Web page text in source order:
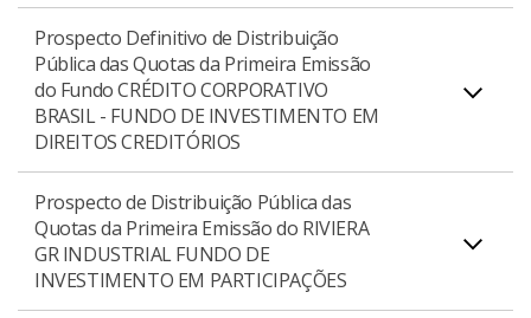
Concessionária de Rodovias do Interior Paulista
S.A. - Intervias, totalizando R$ 250.000.000,00.
Prospecto Preliminar de Distribuição Pública da
Primeira Emissão de Debêntures Simples da
Vianorte S.A., totalizando R$ 200.000.000,00.
Download do Prospecto Preliminar
Prospecto Definitivo de Distribuição
Pública das Quotas da Primeira Emissão
do Fundo CRÉDITO CORPORATIVO
BRASIL - FUNDO DE INVESTIMENTO EM
DIREITOS CREDITÓRIOS
Prospecto Definitivo de Distribuição Pública das
Quotas da Primeira Emissão do Fundo Crédito
Prospecto de Distribuição Pública das
Quotas da Primeira Emissão do RIVIERA
GR INDUSTRIAL FUNDO DE
INVESTIMENTO EM PARTICIPAÇÕES